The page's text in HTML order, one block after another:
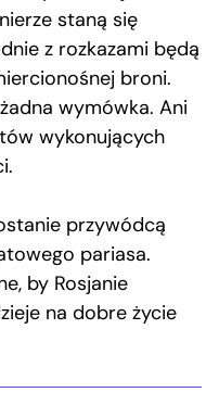
staną się
z rozkazami będą
broni.
wymówka. Ani
wykonujących
przywódcą
pariasa.
by Rosjanie
na dobre życie